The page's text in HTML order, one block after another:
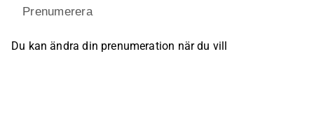
Prenumerera
Du kan ändra din prenumeration när du vill